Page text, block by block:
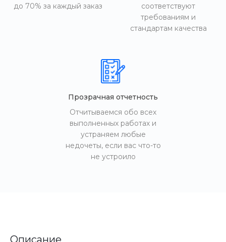
до 70% за каждый заказ
соответствуют
требованиям и
стандартам качества
Прозрачная отчетность
Отчитываемся обо всех
выполненных работах и
устраняем любые
недочеты, если вас что-то
не устроило
Описание